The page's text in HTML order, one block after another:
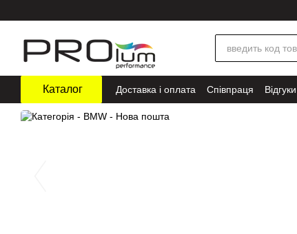
Каталог Доставка і оплата Співпраця Відгуки